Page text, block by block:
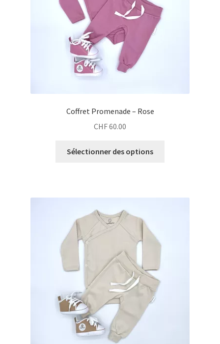
Coffret Promenade – Rose
CHF60.00
Sélectionner des options